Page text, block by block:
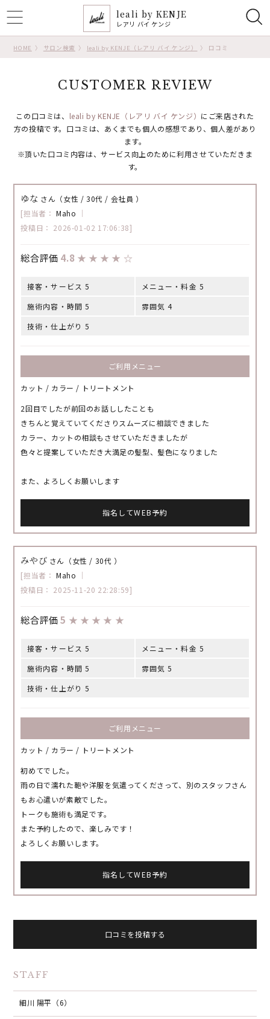
HOME サロン検索 leali by KENJE（レアリ バイ ケンジ） 口コミ
leali by KENJE
レアリ バイ ケンジ
CUSTOMER REVIEW
この口コミは、 leali by KENJE（レアリ バイ ケンジ） にご来店された
方の投稿です。 口コミは、あくまでも個人の感想であり、個人差があり
ます。
※頂いた口コミ内容は、サービス向上のために利用させていただきま
す。
ゆな さん（女性 / 30代 / 会社員 ）
[担当者：Maho ｜
投稿日： 2026-01-02 17:06:38]
総合評価 4.8 ★ ★ ★ ★ ☆
接客・サービス 5
メニュー・料金 5
施術内容・時間 5
雰囲気 4
技術・仕上がり 5
ご利用メニュー
カット / カラー / トリートメント
2回目でしたが前回のお話ししたことも
きちんと覚えていてくださりスムーズに相談できました
カラー、カットの相談もさせていただきましたが
色々と提案していただき大満足の髪型、髪色になりました
また、よろしくお願いします
指名してWEB予約
みやび さん（女性 / 30代 ）
[担当者：Maho ｜
投稿日： 2025-11-20 22:28:59]
総合評価5 ★ ★ ★ ★ ★
接客・サービス 5
メニュー・料金 5
施術内容・時間 5
雰囲気 5
技術・仕上がり 5
ご利用メニュー
カット / カラー / トリートメント
初めてでした。
雨の日で濡れた鞄や洋服を気遣ってくださって、別のスタッフさん
もお心遣いが素敵でした。
トークも施術も満足です。
また予約したので、楽しみです！
よろしくお願いします。
指名してWEB予約
口コミを投稿する
STAFF
細川 陽平（6）